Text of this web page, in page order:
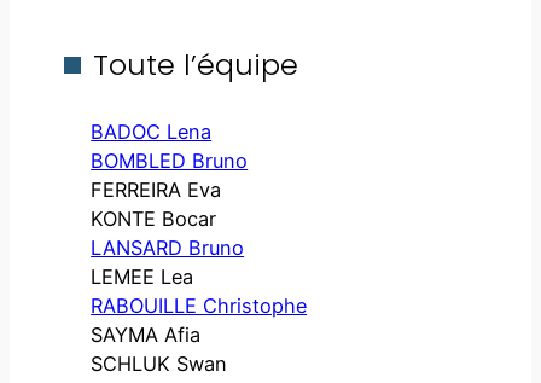
Toute l’équipe
BADOC Lena
BOMBLED Bruno
FERREIRA Eva
KONTE Bocar
LANSARD Bruno
LEMEE Lea
RABOUILLE Christophe
SAYMA Afia
SCHLUK Swan